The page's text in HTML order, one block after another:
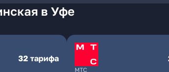
в Уфе
32 тарифа
МТС